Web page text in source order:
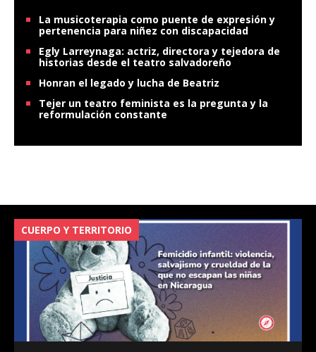
La musicoterapia como puente de expresión y
pertenencia para niñez con discapacidad
Egly Larreynaga: actriz, directora y tejedora de
historias desde el teatro salvadoreño
Honran el legado y lucha de Beatriz
Tejer un teatro feminista es la pregunta y la
reformulación constante
CUERPO Y TERRITORIO